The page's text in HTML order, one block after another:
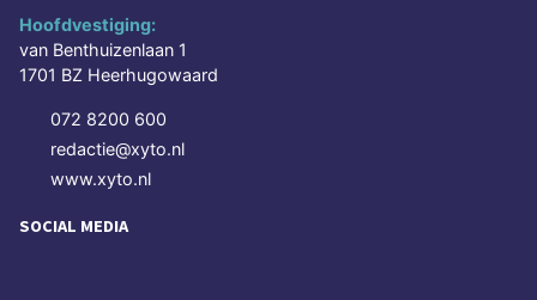
Hoofdvestiging:
van Benthuizenlaan 1
1701 BZ Heerhugowaard
072 8200 600
redactie@xyto.nl
www.xyto.nl
SOCIAL MEDIA